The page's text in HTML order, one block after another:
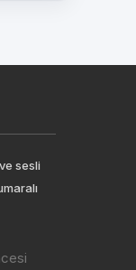
sesli